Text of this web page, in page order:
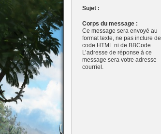
Sujet :
Corps du message :
Ce message sera envoyé au
format texte, ne pas inclure de
code HTML ni de BBCode.
L’adresse de réponse à ce
message sera votre adresse
courriel.